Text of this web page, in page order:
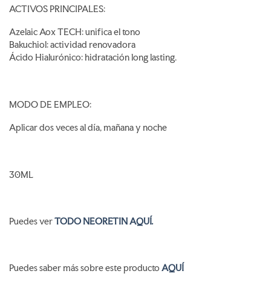
ACTIVOS PRINCIPALES:
Azelaic Aox TECH: unifica el tono
Bakuchiol: actividad renovadora
Ácido Hialurónico: hidratación long lasting.
MODO DE EMPLEO:
Aplicar dos veces al día, mañana y noche
30ML
Puedes verTODO NEORETIN AQUÍ.
Puedes saber más sobre este producto AQUÍ